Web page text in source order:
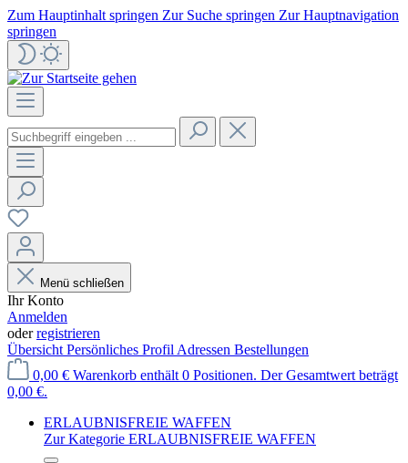
Zum Hauptinhalt springen Zur Suche springen Zur Hauptnavigation
springen
Menü schließen
Ihr Konto
Anmelden
oderregistrieren
Übersicht Persönliches Profil Adressen Bestellungen
0,00 € Warenkorb enthält 0 Positionen. Der Gesamtwert beträgt
0,00 €.
ERLAUBNISFREIE WAFFEN
Zur Kategorie ERLAUBNISFREIE WAFFEN